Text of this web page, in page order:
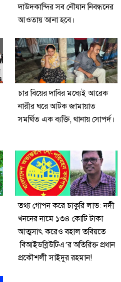
দাউদকান্দির সব নৌযান নিবন্ধনের
আওতায় আনা হবে।
চার বিয়ের দাবির মধ্যেই আরেক
নারীর ঘরে আটক জামায়াত
সমর্থিত এক ব্যক্তি, থানায় সোপর্দ।
তথ্য গোপন করে চাকুরি লাভ: নদী
খননের নামে ১৩৪ কোটি টাকা
আত্মসাৎ করেও বহাল তবিয়তে
বিআইডব্লিউটিএ’র অতিরিক্ত প্রধান
প্রকৌশলী সাইদুর রহমান!